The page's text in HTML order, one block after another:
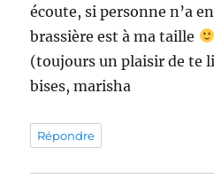
écoute, si personne n’a
brassière est à ma taille
(toujours un plaisir de te
bises, marisha
Répondre